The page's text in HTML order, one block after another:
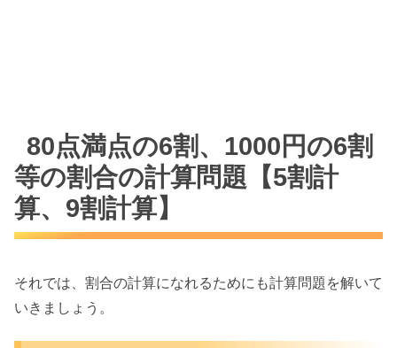
80点満点の6割、1000円の6割
等の割合の計算問題【5割計
算、9割計算】
それでは、割合の計算になれるためにも計算問題を解いて
いきましょう。